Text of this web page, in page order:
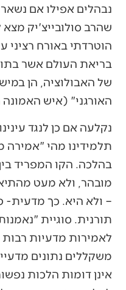
נבהלים אפילו אם
שהרב סולובייצ'יק מצא
הוטרדתי באורח רציני
בריאת העולם אשר
של האבולוציה, הן
האורגני" (איש
נקלעה אם כן לנגד
תלמידינו מהי
בהלכה. הקו המפריד
מובהר, ולא מעט
– ולא היא. כך מדעית-
תורנית. סוגיית
לאמירות מדעיות
משקללים נתונים
אינן דומות הלכות